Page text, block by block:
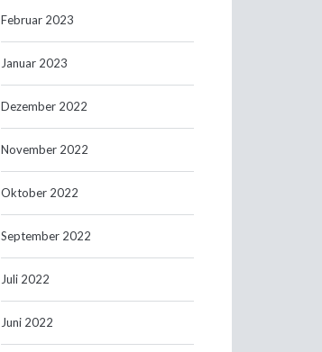
Februar 2023
Januar 2023
Dezember 2022
November 2022
Oktober 2022
September 2022
Juli 2022
Juni 2022